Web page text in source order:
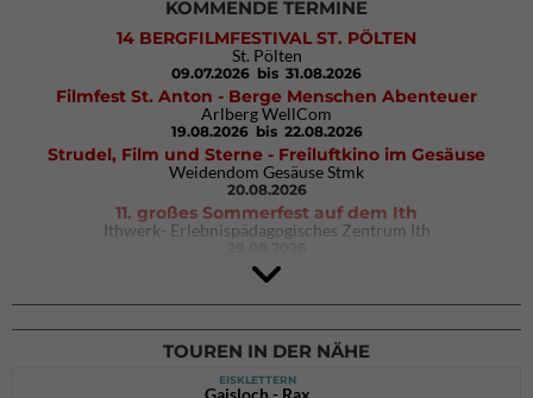
KOMMENDE TERMINE
14 BERGFILMFESTIVAL ST. PÖLTEN
St. Pölten
09.07.2026 bis 31.08.2026
Filmfest St. Anton - Berge Menschen Abenteuer
Arlberg WellCom
19.08.2026 bis 22.08.2026
Strudel, Film und Sterne - Freiluftkino im Gesäuse
Weidendom Gesäuse Stmk
20.08.2026
11. großes Sommerfest auf dem Ith
Ithwerk- Erlebnispädagogisches Zentrum Ith
4Blocs KIDS 2026
DAV Kletter- & Boulderzentrum München Süd (Thalkirchen)
26.09.2026
TOUREN IN DER NÄHE
EISKLETTERN
Gaisloch - Rax